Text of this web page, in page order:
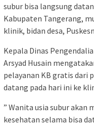
subur bisa langsung
Kabupaten Tangerang,
klinik, bidan desa,
Kepala Dinas
Arsyad Husain
pelayanan KB gratis dari
datang pada hari ini ke
” Wanita usia subur akan
kesehatan selama bisa